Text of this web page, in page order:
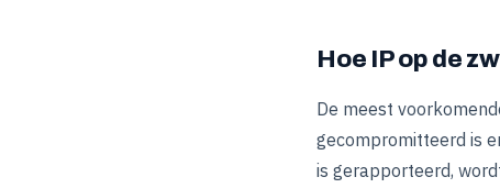
Hoe IP op de
De meest
gecompromitteerd is
is gerapporteerd,